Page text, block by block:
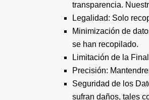
transparencia.
Legalidad: Solo
Minimización de
se han recopilado.
Limitación de la
Precisión:
Seguridad de los
sufran daños, tales